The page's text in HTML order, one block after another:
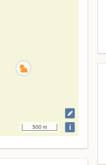
500 m i